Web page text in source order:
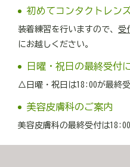
酔い予防もできちゃいます
方 ・お酒をよく飲む方で
💚おすすめの飲み方 単体で
ご紹介いたします😊 ビタミン
ンは 「抗酸化ネットワーク
す！ 〈ユベラ・シナール〉
タチオン〉 のセットで飲ん
ラ ￥2200 ハイチ
初めてコンタクトレン
装着練習を行いますので、受
にお越しください。
日曜・祝日の最終受付
△日曜・祝日は18:00が最終受
美容皮膚科のご案内
美容皮膚科の最終受付は18:00